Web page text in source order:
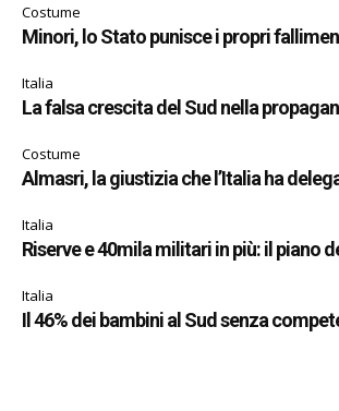
Costume
Minori, lo Stato punisce i propri
Italia
La falsa crescita del Sud nella
Costume
Almasri, la giustizia che l’Italia ha
Italia
Riserve e 40mila militari in più: il piano
Italia
Il 46% dei bambini al Sud senza